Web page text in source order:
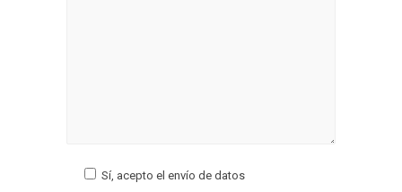
Sí, acepto el envío de datos